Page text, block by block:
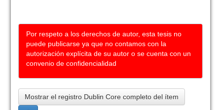
Por respeto a los derechos de autor, esta tesis no
puede publicarse ya que no contamos con la
autorización explícita de su autor o se cuenta con un
convenio de confidencialidad
Mostrar el registro Dublin Core completo del ítem